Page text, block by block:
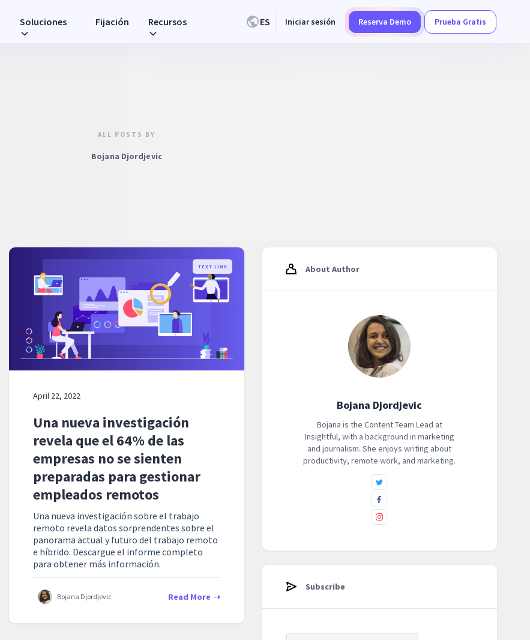
Soluciones Fijación Recursos ES Iniciar sesión Reserva Demo Prueba Gratis
ALL POSTS BY
Bojana Djordjevic
TEXT LINK
April 22, 2022
Una nueva investigación
revela que el 64% de las
empresas no se sienten
preparadas para gestionar
empleados remotos
Una nueva investigación sobre el trabajo
remoto revela datos sorprendentes sobre el
panorama actual y futuro del trabajo remoto
e híbrido. Descargue el informe completo
para obtener más información.
Bojana Djordjevic Read More
About Author
Bojana Djordjevic
Bojana is the Content Team Lead at
‍Insightful, with a background in marketing
and journalism. She enjoys writing about
productivity, remote work, and marketing.
Subscribe